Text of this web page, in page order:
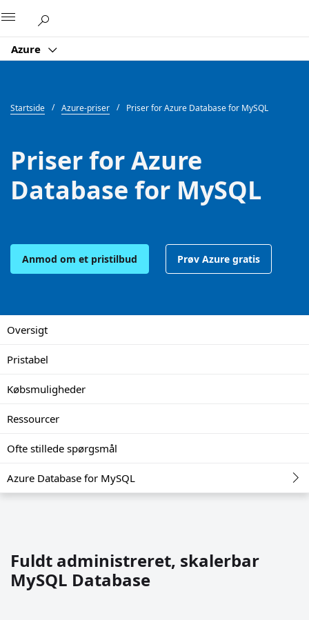
Azure
Startside Azure-priser Priser for Azure Database for MySQL
Priser for Azure
Database for MySQL
Anmod om et pristilbud Prøv Azure gratis
Oversigt
Pristabel
Købsmuligheder
Ressourcer
Ofte stillede spørgsmål
Azure Database for MySQL
Fuldt administreret, skalerbar
MySQL Database